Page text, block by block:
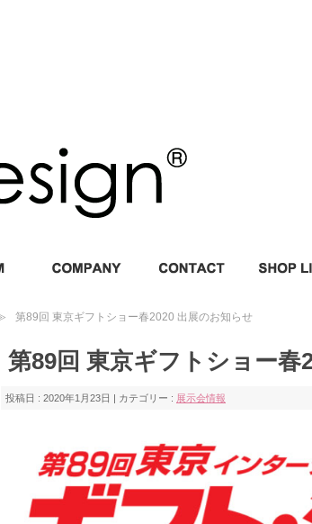
第89回 東京ギフトショー春2020 出展のお知らせ
第89回 東京ギフトショー春
投稿日 : 2020年1月23日 | カテゴリー : 展示会情報